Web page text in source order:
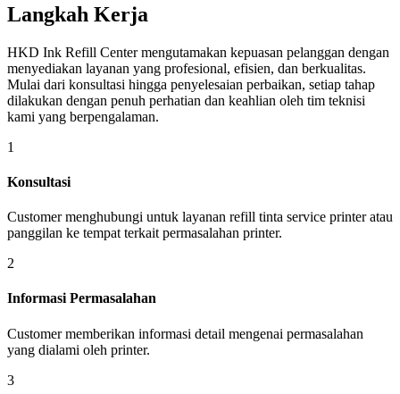
Langkah Kerja
HKD Ink Refill Center mengutamakan kepuasan pelanggan dengan
menyediakan layanan yang profesional, efisien, dan berkualitas.
Mulai dari konsultasi hingga penyelesaian perbaikan, setiap tahap
dilakukan dengan penuh perhatian dan keahlian oleh tim teknisi
kami yang berpengalaman.
1
Konsultasi
Customer menghubungi untuk layanan refill tinta service printer atau
panggilan ke tempat terkait permasalahan printer.
2
Informasi Permasalahan
Customer memberikan informasi detail mengenai permasalahan
yang dialami oleh printer.
3